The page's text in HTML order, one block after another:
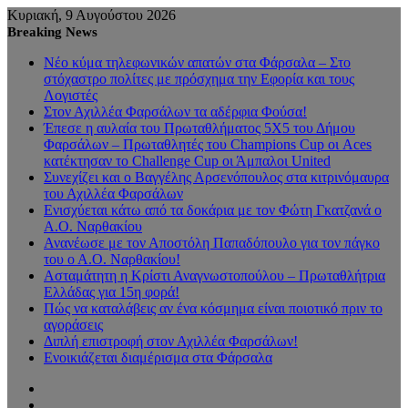
Κυριακή, 9 Αυγούστου 2026
Breaking News
Νέο κύμα τηλεφωνικών απατών στα Φάρσαλα – Στο
στόχαστρο πολίτες με πρόσχημα την Εφορία και τους
Λογιστές
Στον Αχιλλέα Φαρσάλων τα αδέρφια Φούσα!
Έπεσε η αυλαία του Πρωταθλήματος 5Χ5 του Δήμου
Φαρσάλων – Πρωταθλητές του Champions Cup οι Aces
κατέκτησαν το Challenge Cup οι Άμπαλοι United
Συνεχίζει και ο Βαγγέλης Αρσενόπουλος στα κιτρινόμαυρα
του Αχιλλέα Φαρσάλων
Ενισχύεται κάτω από τα δοκάρια με τον Φώτη Γκατζανά ο
Α.Ο. Ναρθακίου
Ανανέωσε με τον Αποστόλη Παπαδόπουλο για τον πάγκο
του ο Α.Ο. Ναρθακίου!
Ασταμάτητη η Κρίστι Αναγνωστοπούλου – Πρωταθλήτρια
Ελλάδας για 15η φορά!
Πώς να καταλάβεις αν ένα κόσμημα είναι ποιοτικό πριν το
αγοράσεις
Διπλή επιστροφή στον Αχιλλέα Φαρσάλων!
Ενοικιάζεται διαμέρισμα στα Φάρσαλα